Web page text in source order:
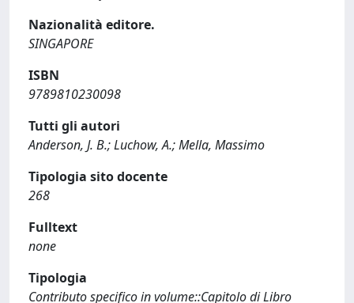
Nazionalità editore.
SINGAPORE
ISBN
9789810230098
Tutti gli autori
Anderson, J. B.; Luchow, A.; Mella, Massimo
Tipologia sito docente
268
Fulltext
none
Tipologia
Contributo specifico in volume::Capitolo di Libro